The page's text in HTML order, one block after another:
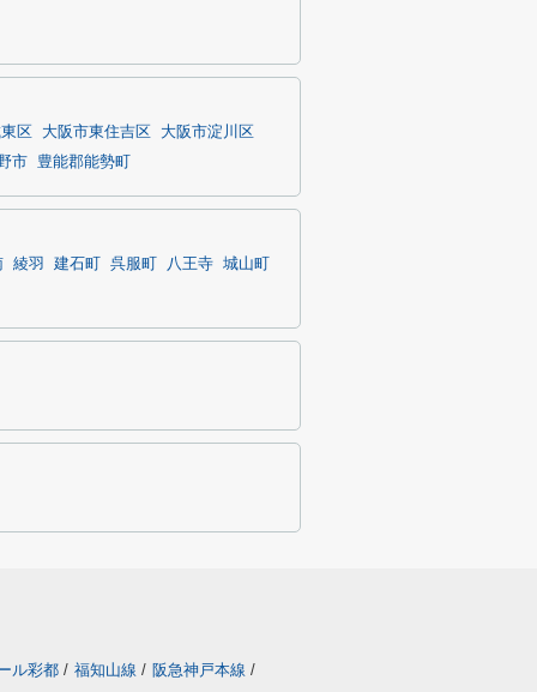
区 大阪市東住吉区
大阪市淀川区
市
豊能郡能勢町
綾羽 建石町 呉服町 八王寺 城山町
ル彩都 / 福知山線 / 阪急神戸本線 /